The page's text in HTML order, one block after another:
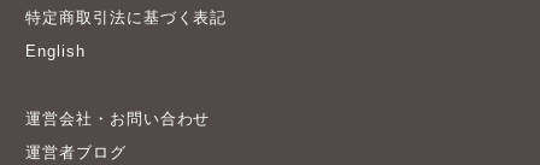
特定商取引法に基づく表記
English
運営会社・お問い合わせ
運営者ブログ